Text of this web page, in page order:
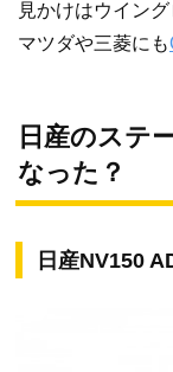
見かけはウイン
マツダや三菱にも
日産のステ
なった？
日産NV150